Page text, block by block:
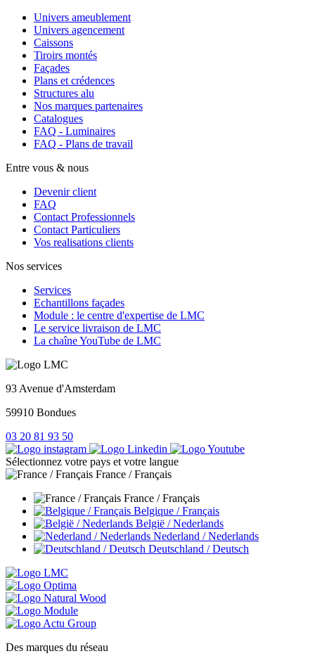
Univers ameublement
Univers agencement
Caissons
Tiroirs montés
Façades
Plans et crédences
Structures alu
Nos marques partenaires
Catalogues
FAQ - Luminaires
FAQ - Plans de travail
Entre vous & nous
Devenir client
FAQ
Contact Professionnels
Contact Particuliers
Vos realisations clients
Nos services
Services
Echantillons façades
Module : le centre d'expertise de LMC
Le service livraison de LMC
La chaîne YouTube de LMC
93 Avenue d'Amsterdam
59910 Bondues
03 20 81 93 50
Sélectionnez votre pays et votre langue
France / Français
France / Français
Belgique / Français
België / Nederlands
Nederland / Nederlands
Deutschland / Deutsch
Des marques du réseau